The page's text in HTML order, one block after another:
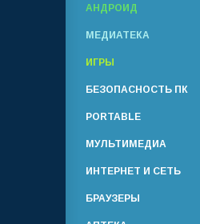
АНДРОИД
МЕДИАТЕКА
ИГРЫ
БЕЗОПАСНОСТЬ ПК
PORTABLE
МУЛЬТИМЕДИА
ИНТЕРНЕТ И СЕТЬ
БРАУЗЕРЫ